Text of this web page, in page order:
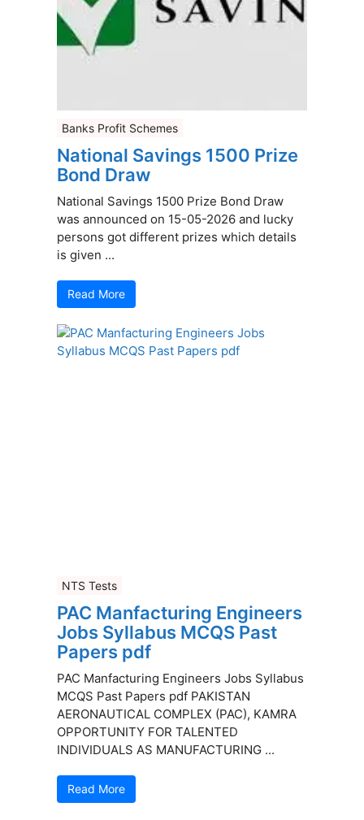
Banks Profit Schemes
National Savings 1500 Prize
Bond Draw
National Savings 1500 Prize Bond Draw
was announced on 15-05-2026 and lucky
persons got different prizes which details
is given ...
Read More
NTS Tests
PAC Manfacturing Engineers
Jobs Syllabus MCQS Past
Papers pdf
PAC Manfacturing Engineers Jobs Syllabus
MCQS Past Papers pdf PAKISTAN
AERONAUTICAL COMPLEX (PAC), KAMRA
OPPORTUNITY FOR TALENTED
INDIVIDUALS AS MANUFACTURING ...
Read More